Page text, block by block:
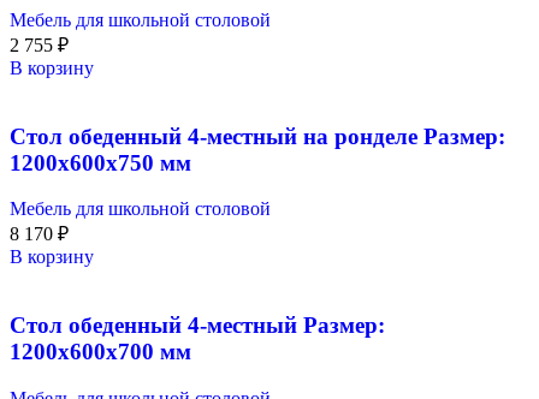
Мебель для школьной столовой
2 755 ₽
В корзину
Стол обеденный 4-местный на ронделе Размер:
1200х600х750 мм
Мебель для школьной столовой
8 170 ₽
В корзину
Стол обеденный 4-местный Размер:
1200х600х700 мм